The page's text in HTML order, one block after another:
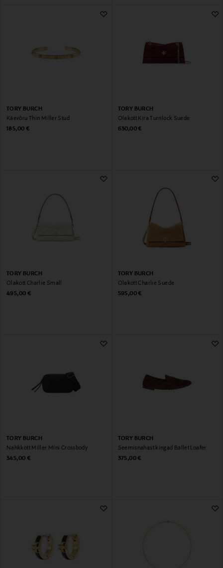
TORY BURCH
Käevõru Thin Miller Stud
Original Price
185,00 €
TORY BURCH
Õlakott Kira Turnlock Suede
Original Price
630,00 €
TORY BURCH
Õlakott Charlie Small
Original Price
495,00 €
TORY BURCH
Õlakott Charlie Suede
Original Price
595,00 €
TORY BURCH
Nahkkott Miller Mini Crossbody
Original Price
345,00 €
TORY BURCH
Seemisnahast kingad Ballet Loafer
Original Price
375,00 €